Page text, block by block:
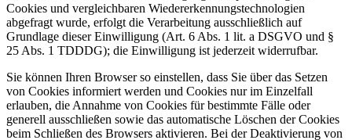
Cookies und vergleichbaren Wiedererkennungstechnologien
abgefragt wurde, erfolgt die Verarbeitung ausschließlich auf
Grundlage dieser Einwilligung (Art. 6 Abs. 1 lit. a DSGVO und §
25 Abs. 1 TDDDG); die Einwilligung ist jederzeit widerrufbar.
Sie können Ihren Browser so einstellen, dass Sie über das Setzen
von Cookies informiert werden und Cookies nur im Einzelfall
erlauben, die Annahme von Cookies für bestimmte Fälle oder
generell ausschließen sowie das automatische Löschen der Cookies
beim Schließen des Browsers aktivieren. Bei der Deaktivierung von